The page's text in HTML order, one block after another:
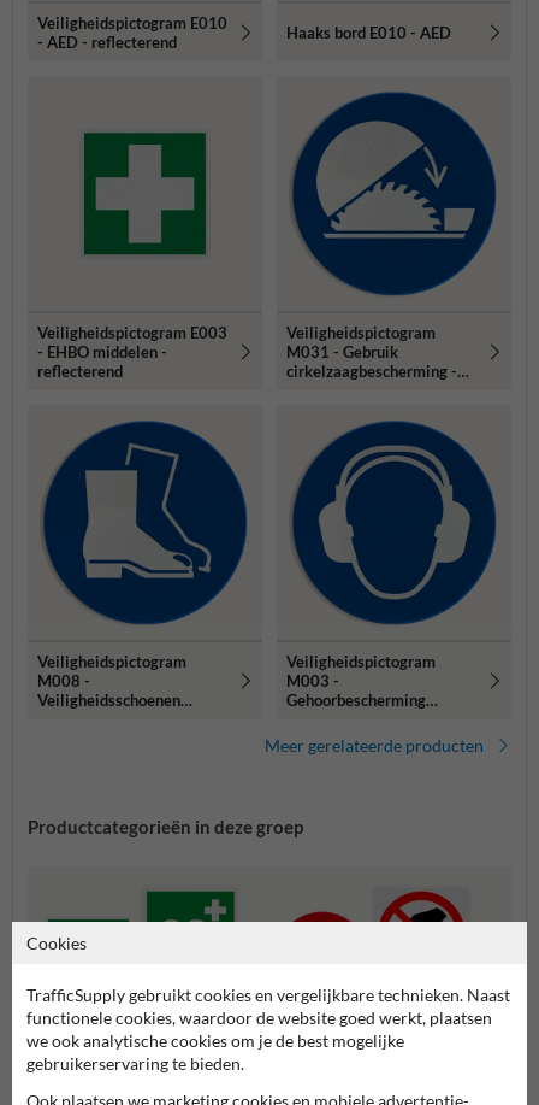
Veiligheidspictogram E010
- AED - reflecterend
Haaks bord E010 - AED
Veiligheidspictogram E003
- EHBO middelen -
reflecterend
Veiligheidspictogram
M031 - Gebruik
cirkelzaagbescherming -
Veiligheidspictogram
M008 -
Veiligheidsschoenen
Veiligheidspictogram
M003 -
Gehoorbescherming
Meer gerelateerde producten
Productcategorieën in deze groep
Cookies
TrafficSupply gebruikt cookies en vergelijkbare technieken. Naast
functionele cookies, waardoor de website goed werkt, plaatsen
we ook analytische cookies om je de best mogelijke
gebruikerservaring te bieden.
Ook plaatsen we marketing cookies en mobiele advertentie-